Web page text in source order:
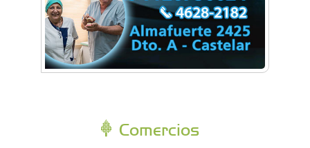
Comercios